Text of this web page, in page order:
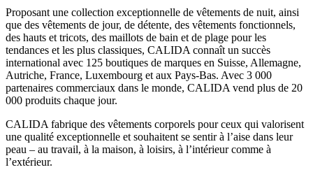
Proposant une collection exceptionnelle de vêtements de nuit, ainsi
que des vêtements de jour, de détente, des vêtements fonctionnels,
des hauts et tricots, des maillots de bain et de plage pour les
tendances et les plus classiques, CALIDA connaît un succès
international avec 125 boutiques de marques en Suisse, Allemagne,
Autriche, France, Luxembourg et aux Pays-Bas. Avec 3 000
partenaires commerciaux dans le monde, CALIDA vend plus de 20
000 produits chaque jour.
CALIDA fabrique des vêtements corporels pour ceux qui valorisent
une qualité exceptionnelle et souhaitent se sentir à l’aise dans leur
peau – au travail, à la maison, à loisirs, à l’intérieur comme à
l’extérieur.